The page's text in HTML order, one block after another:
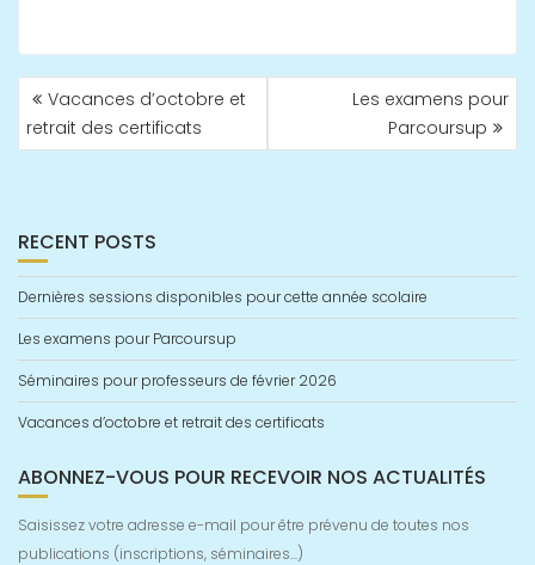
POST
NAVIGATION
Vacances d’octobre et
retrait des certificats
Les examens pour
Parcoursup
RECENT POSTS
Dernières sessions disponibles pour cette année scolaire
Les examens pour Parcoursup
Séminaires pour professeurs de février 2026
Vacances d’octobre et retrait des certificats
ABONNEZ-VOUS POUR RECEVOIR NOS ACTUALITÉS
Saisissez votre adresse e-mail pour être prévenu de toutes nos
publications (inscriptions, séminaires...)